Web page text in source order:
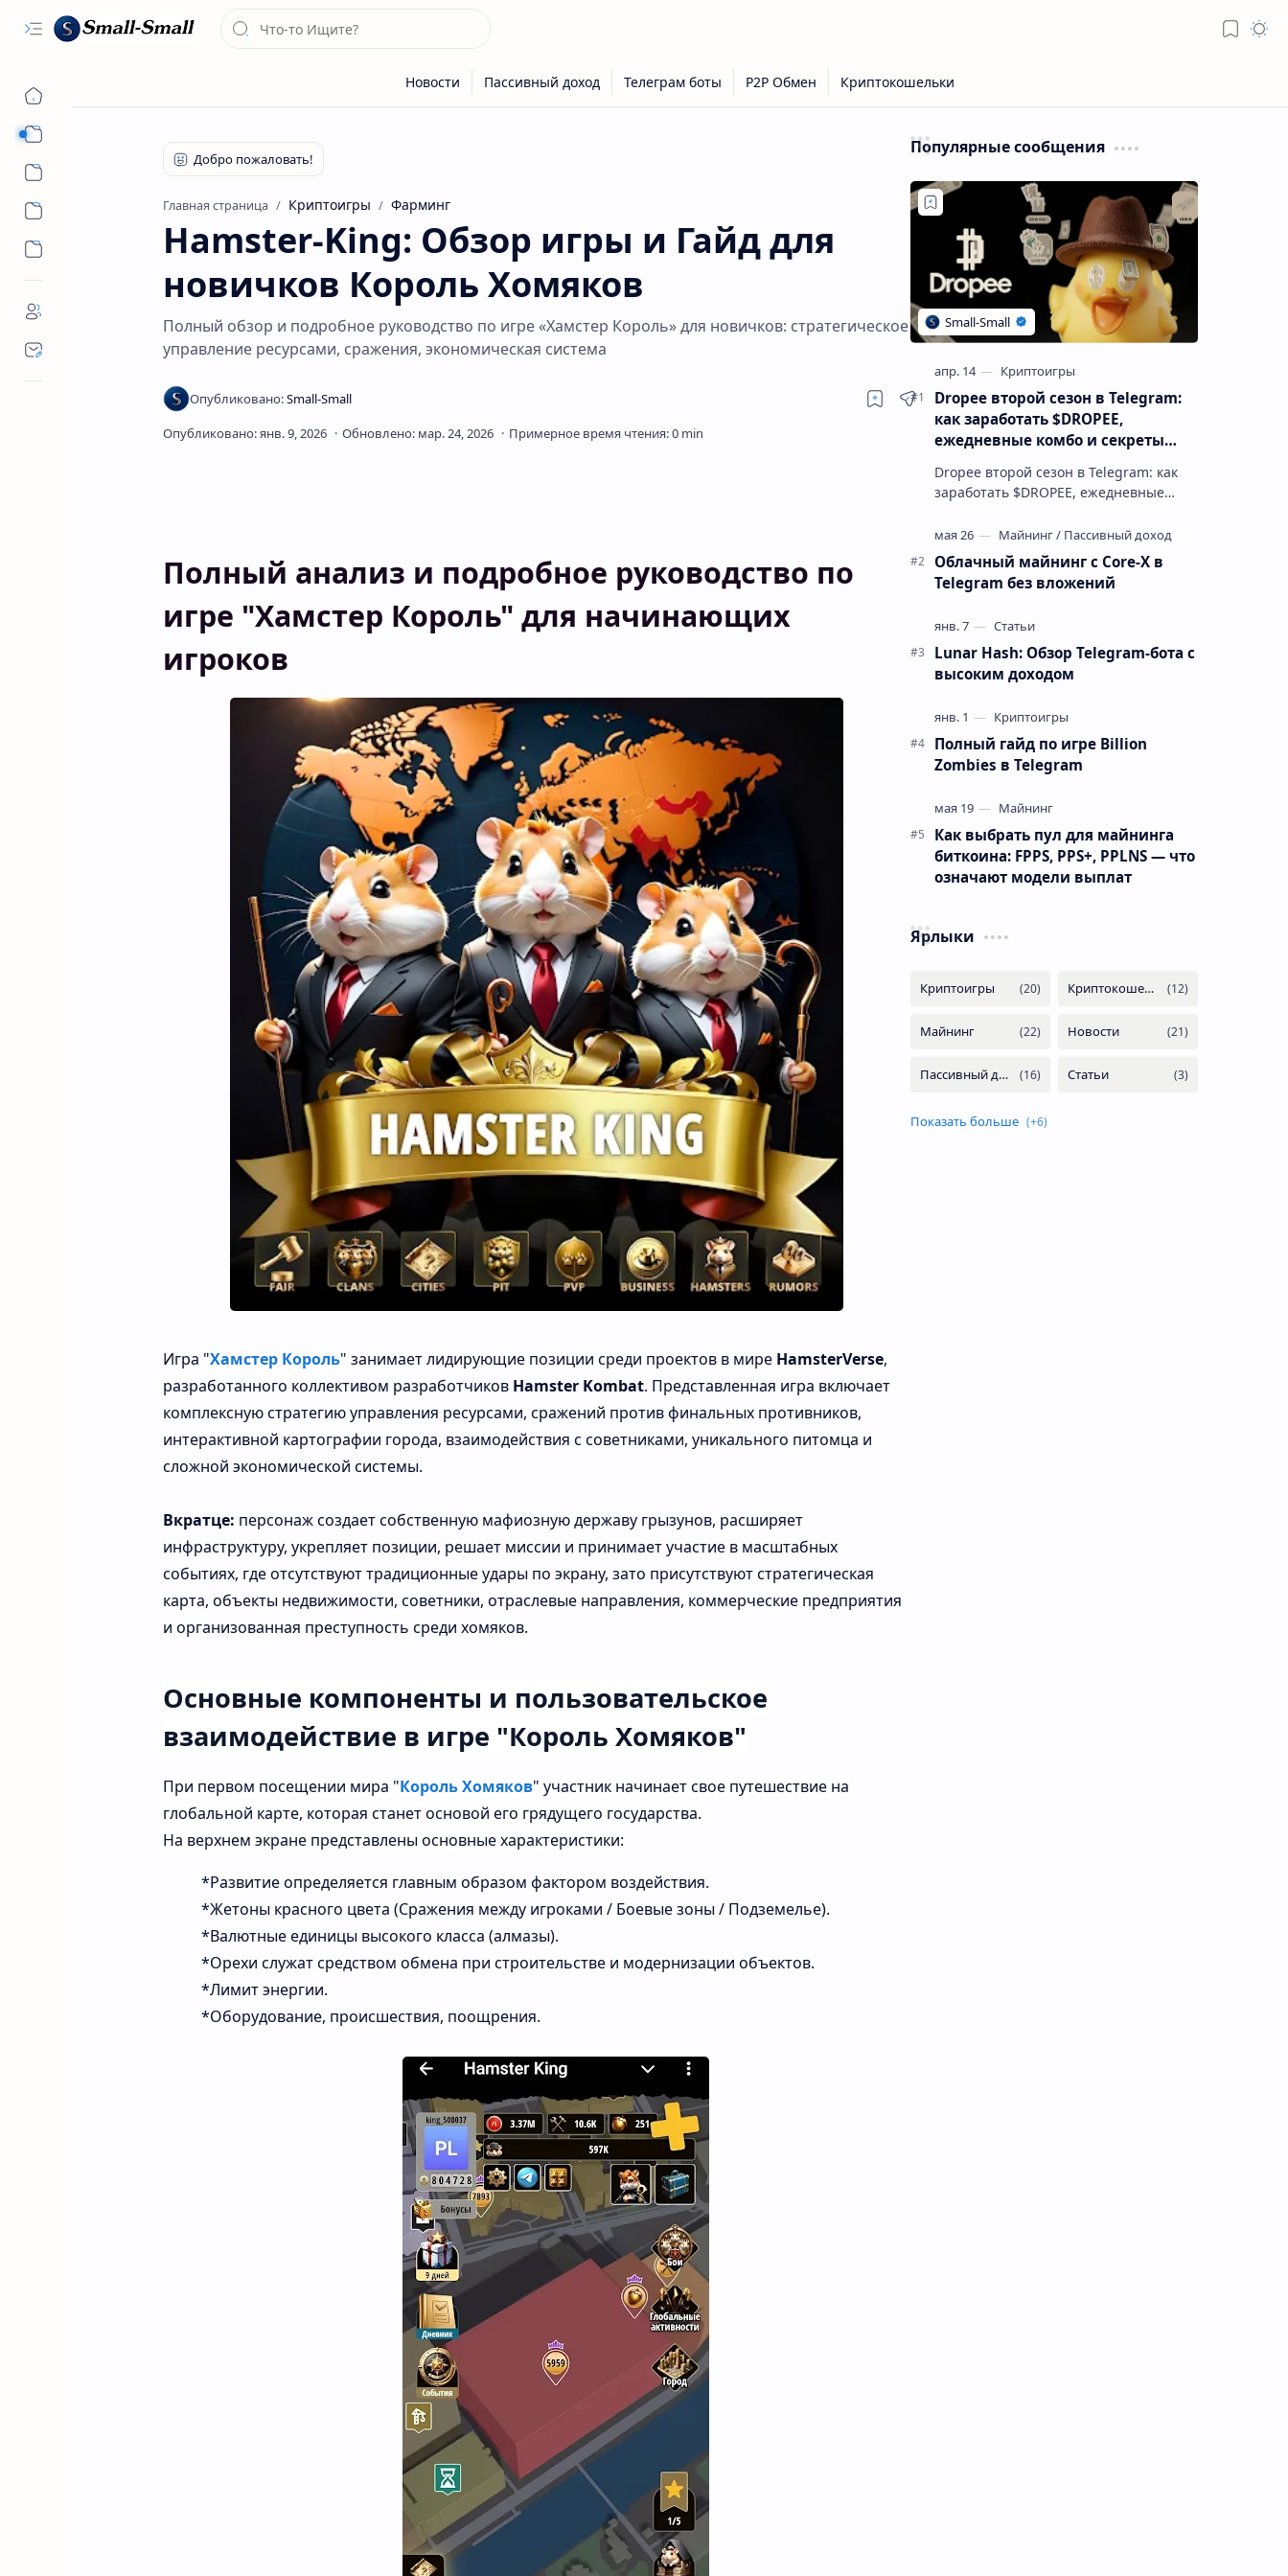
Главная страница Криптоигры Фарминг
Hamster-King: Обзор игры и Гайд для
новичков Король Хомяков
Полный обзор и подробное руководство по игре «Хамстер Король» для новичков: стратегическое
управление ресурсами, сражения, экономическая система
Полный анализ и подробное руководство по
игре "Хамстер Король" для начинающих
игроков
Игра "Хамстер Король" занимает лидирующие позиции среди проектовв мире HamsterVerse,
разработанного коллективом разработчиков Hamster Kombat. Представленная игра включает
комплексную стратегию управления ресурсами, сражений против финальных противников,
интерактивной картографии города, взаимодействия с советниками, уникального питомца и
сложной экономической системы.
Вкратце: персонаж создает собственную мафиозную державу грызунов, расширяет
инфраструктуру, укрепляет позиции, решает миссии и принимает участиев масштабных
событиях, где отсутствуют традиционные ударыпо экрану, зато присутствуют стратегическая
карта, объекты недвижимости, советники, отраслевые направления, коммерческие предприятия
и организованная преступность среди хомяков.
Основные компоненты и пользовательское
взаимодействие в игре "Король Хомяков"
При первом посещении мира "Король Хомяков" участник начинает свое путешествиена
глобальной карте, которая станет основой его грядущего государства.
На верхнем экране представлены основные характеристики:
*Развитие определяется главным образом фактором воздействия.
*Жетоны красного цвета (Сражения между игроками / Боевые зоны/ Подземелье).
*Валютные единицы высокого класса (алмазы).
*Орехи служат средством обмена при строительствеи модернизации объектов.
*Лимит энергии.
*Оборудование, происшествия, поощрения.
Популярные сообщения
Dropee второй сезон в Telegram:
как заработать $DROPEE,
ежедневные комбо и секреты
Dropee второй сезон в Telegram: как
заработать $DROPEE, ежедневные
игр, где аирдропа нужно ждать
месяцами, …
Облачный майнинг с Core-X в
Telegram без вложений
Lunar Hash: Обзор Telegram-бота с
высоким доходом
Полный гайд по игре Billion
Zombies в Telegram
Как выбрать пул для майнинга
биткоина: FPPS, PPS+, PPLNS — что
означают модели выплат
Ярлыки